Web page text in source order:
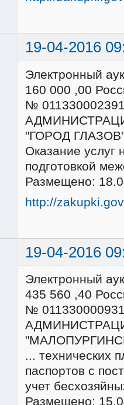
19-04-2016
Электронный
160 000 ,00
№
"ГОРОД
Оказание услуг
подготовкой
Размещено:
http://
19-04-2016
Электронный
435 560 ,40
№
... технических
паспортов с
учет
Размещено: